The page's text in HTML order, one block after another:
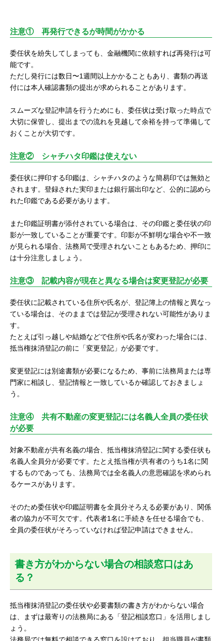
注意① 再発行できるが時間がかかる
委任状を紛失してしまっても、金融機関に依頼すれば再発行は可
能です。
ただし発行には数日〜1週間以上かかることもあり、書類の再送
付には本人確認書類の提出が求められることがあります。
スムーズな登記申請を行うためにも、委任状は受け取った時点で
大切に保管し、提出までの流れを見越して余裕を持って準備して
おくことが大切です。
注意② シャチハタ印鑑は使えない
委任状に押印する印鑑は、シャチハタのような簡易印では無効と
されます。登録された実印または銀行届出印など、公的に認めら
れた印鑑である必要があります。
また印鑑証明書が添付されている場合は、その印鑑と委任状の印
影が一致していることが重要です。印影が不鮮明な場合や不一致
が見られる場合、法務局で受理されないこともあるため、押印に
は十分注意しましょう。
注意③ 記載内容が現在と異なる場合は変更登記が必要
委任状に記載されている住所や氏名が、登記簿上の情報と異なっ
ている場合は、そのままでは登記が受理されない可能性がありま
す。
たとえば引っ越しや結婚などで住所や氏名が変わった場合には、
抵当権抹消登記の前に「変更登記」が必要です。
変更登記には別途書類が必要になるため、事前に法務局または専
門家に相談し、登記情報と一致しているか確認しておきましょ
う。
注意④ 共有不動産の変更登記には名義人全員の委任状
が必要
対象不動産が共有名義の場合、抵当権抹消登記に関する委任状も
名義人全員分が必要です。たとえ抵当権が共有者のうち1名に関
するものであっても、法務局では全名義人の意思確認を求められ
るケースがあります。
そのため委任状や印鑑証明書を全員分そろえる必要があり、関係
者の協力が不可欠です。代表者1名に手続きを任せる場合でも、
全員の委任状がそろっていなければ登記申請はできません。
書き方がわからない場合の相談窓口はあ
る？
抵当権抹消登記の委任状や必要書類の書き方がわからない場合
は、まずは最寄りの法務局にある「登記相談窓口」を活用しまし
ょう。